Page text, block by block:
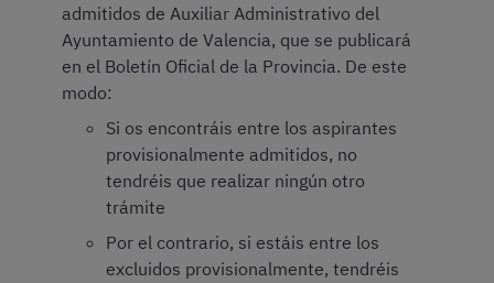
admitidos de Auxiliar Administrativo del
Ayuntamiento de Valencia, que se publicará
en el Boletín Oficial de la Provincia. De este
modo:
Si os encontráis entre los aspirantes
provisionalmente admitidos, no
tendréis que realizar ningún otro
trámite
Por el contrario, si estáis entre los
excluidos provisionalmente, tendréis